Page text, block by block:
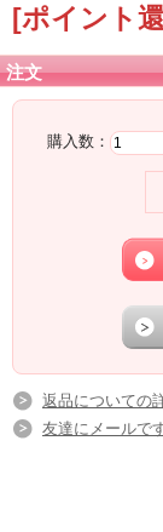
[ポイント
注文
購入数：
返品についての
友達にメールで